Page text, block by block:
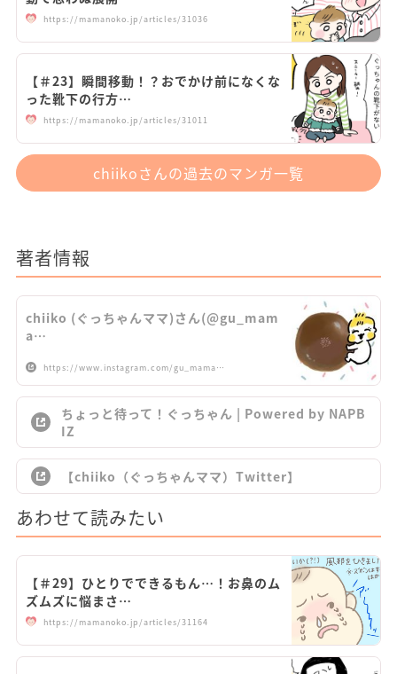
https://mamanoko.jp/articles/31036
【＃23】瞬間移動！？おでかけ前になくな
った靴下の行方…
https://mamanoko.jp/articles/31011
chiikoさんの過去のマンガ一覧
著者情報
chiiko (ぐっちゃんママ)さん(@gu_mam
a…
https://www.instagram.com/gu_mama…
ちょっと待って！ぐっちゃん | Powered by NAPB
IZ
【chiiko（ぐっちゃんママ）Twitter】
あわせて読みたい
【＃29】ひとりでできるもん…！お鼻のム
ズムズに悩まさ…
https://mamanoko.jp/articles/31164